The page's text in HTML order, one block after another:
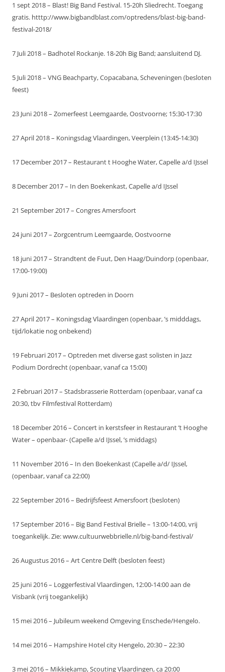
1 sept 2018 – Blast! Big Band Festival. 15-20h Sliedrecht. Toegang
gratis. htttp://www.bigbandblast.com/optredens/blast-big-band-
festival-2018/
7 Juli 2018 – Badhotel Rockanje. 18-20h Big Band; aansluitend DJ.
5 Juli 2018 – VNG Beachparty, Copacabana, Scheveningen (besloten
feest)
23 Juni 2018 – Zomerfeest Leemgaarde, Oostvoorne; 15:30-17:30
27 April 2018 – Koningsdag Vlaardingen, Veerplein (13:45-14:30)
17 December 2017 – Restaurant t Hooghe Water, Capelle a/d IJssel
8 December 2017 – In den Boekenkast, Capelle a/d IJssel
21 September 2017 – Congres Amersfoort
24 juni 2017 – Zorgcentrum Leemgaarde, Oostvoorne
18 juni 2017 – Strandtent de Fuut, Den Haag/Duindorp (openbaar,
17:00-19:00)
9 Juni 2017 – Besloten optreden in Doorn
27 April 2017 – Koningsdag Vlaardingen (openbaar, ’s midddags,
tijd/lokatie nog onbekend)
19 Februari 2017 – Optreden met diverse gast solisten in Jazz
Podium Dordrecht (openbaar, vanaf ca 15:00)
2 Februari 2017 – Stadsbrasserie Rotterdam (openbaar, vanaf ca
20:30, tbv Filmfestival Rotterdam)
18 December 2016 – Concert in kerstsfeer in Restaurant ’t Hooghe
Water – openbaar- (Capelle a/d IJssel, ’s middags)
11 November 2016 – In den Boekenkast (Capelle a/d/ IJssel,
(openbaar, vanaf ca 22:00)
22 September 2016 – Bedrijfsfeest Amersfoort (besloten)
17 September 2016 – Big Band Festival Brielle – 13:00-14:00, vrij
toegankelijk. Zie: www.cultuurwebbrielle.nl/big-band-festival/
26 Augustus 2016 – Art Centre Delft (besloten feest)
25 juni 2016 – Loggerfestival Vlaardingen, 12:00-14:00 aan de
Visbank (vrij toegankelijk)
15 mei 2016 – Jubileum weekend Omgeving Enschede/Hengelo.
14 mei 2016 – Hampshire Hotel city Hengelo, 20:30 – 22:30
3 mei 2016 – Mikkiekamp, Scouting Vlaardingen, ca 20:00